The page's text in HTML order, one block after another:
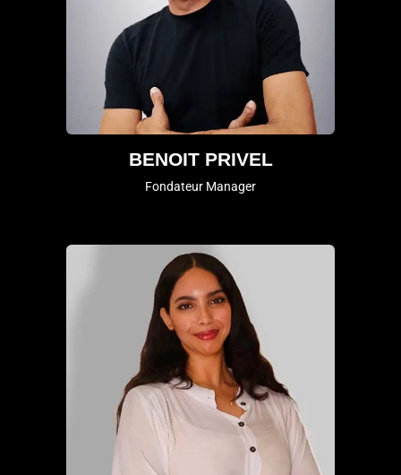
BENOIT PRIVEL
Fondateur Manager